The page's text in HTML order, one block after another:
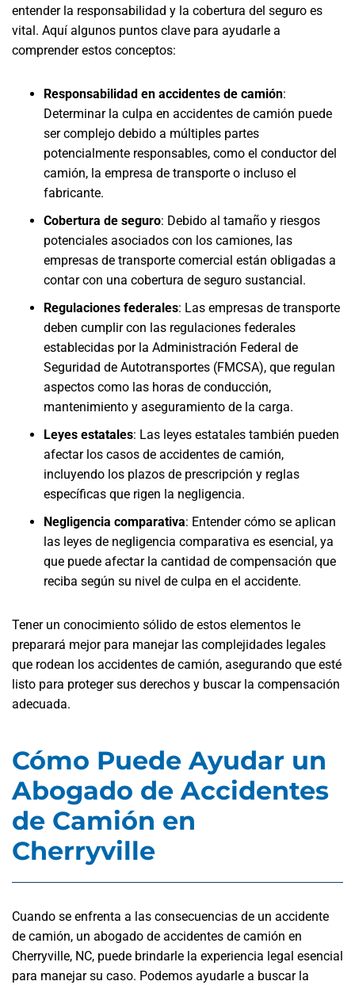
entender la responsabilidad y la cobertura del seguro es
vital. Aquí algunos puntos clave para ayudarle a
comprender estos conceptos:
Responsabilidad en accidentes de camión:
Determinar la culpa en accidentes de camión puede
ser complejo debido a múltiples partes
potencialmente responsables, como el conductor del
camión, la empresa de transporte o incluso el
fabricante.
Cobertura de seguro: Debido al tamaño y riesgos
potenciales asociados con los camiones, las
empresas de transporte comercial están obligadas a
contar con una cobertura de seguro sustancial.
Regulaciones federales: Las empresas de transporte
deben cumplir con las regulaciones federales
establecidas por la Administración Federal de
Seguridad de Autotransportes (FMCSA), que regulan
aspectos como las horas de conducción,
mantenimiento y aseguramiento de la carga.
Leyes estatales: Las leyes estatales también pueden
afectar los casos de accidentes de camión,
incluyendo los plazos de prescripción y reglas
específicas que rigen la negligencia.
Negligencia comparativa: Entender cómo se aplican
las leyes de negligencia comparativa es esencial, ya
que puede afectar la cantidad de compensación que
reciba según su nivel de culpa en el accidente.
Tener un conocimiento sólido de estos elementos le
preparará mejor para manejar las complejidades legales
que rodean los accidentes de camión, asegurando que esté
listo para proteger sus derechos y buscar la compensación
adecuada.
Cómo Puede Ayudar un
Abogado de Accidentes
de Camión en
Cherryville
Cuando se enfrenta a las consecuencias de un accidente
de camión, un abogado de accidentes de camión en
Cherryville, NC, puede brindarle la experiencia legal esencial
para manejar su caso. Podemos ayudarle a buscar la